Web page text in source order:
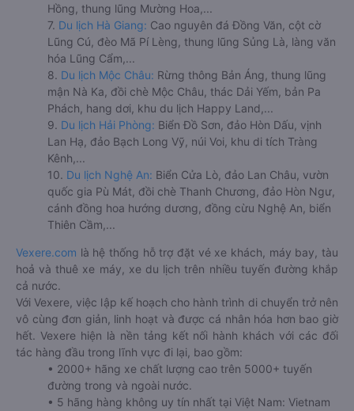
Hồng, thung lũng Mường Hoa,...
7. Du lịch Hà Giang: Cao nguyên đá Đồng Văn, cột cờ
Lũng Cú, đèo Mã Pí Lèng, thung lũng Sủng Là, làng văn
hóa Lũng Cẩm,...
8. Du lịch Mộc Châu: Rừng thông Bản Áng, thung lũng
mận Nà Ka, đồi chè Mộc Châu, thác Dải Yếm, bản Pa
Phách, hang dơi, khu du lịch Happy Land,...
9. Du lịch Hải Phòng: Biển Đồ Sơn, đảo Hòn Dấu, vịnh
Lan Hạ, đảo Bạch Long Vỹ, núi Voi, khu di tích Tràng
Kênh,...
10. Du lịch Nghệ An: Biển Cửa Lò, đảo Lan Châu, vườn
quốc gia Pù Mát, đồi chè Thanh Chương, đảo Hòn Ngư,
cánh đồng hoa hướng dương, đồng cừu Nghệ An, biển
Thiên Cầm,...
Vexere.com là hệ thống hỗ trợ đặt vé xe khách, máy bay, tàu
hoả và thuê xe máy, xe du lịch trên nhiều tuyến đường khắp
cả nước.
Với Vexere, việc lập kế hoạch cho hành trình di chuyển trở nên
vô cùng đơn giản, linh hoạt và được cá nhân hóa hơn bao giờ
hết. Vexere hiện là nền tảng kết nối hành khách với các đối
tác hàng đầu trong lĩnh vực đi lại, bao gồm:
• 2000+ hãng xe chất lượng cao trên 5000+ tuyến
đường trong và ngoài nước.
• 5 hãng hàng không uy tín nhất tại Việt Nam: Vietnam